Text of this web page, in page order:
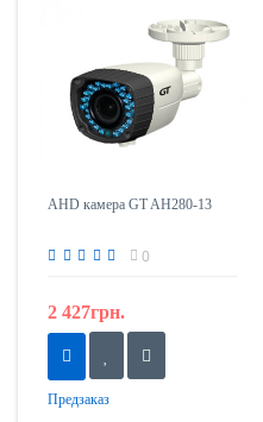
AHD камера GT AH280-13
0
2 427грн.
Предзаказ